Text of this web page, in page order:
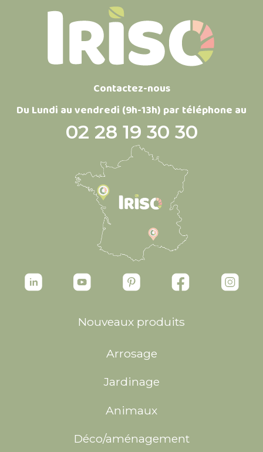
Contactez-nous
Du Lundi au vendredi (9h-13h) par téléphone au
02 28 19 30 30
Nouveaux produits
Arrosage
Jardinage
Animaux
Déco/aménagement